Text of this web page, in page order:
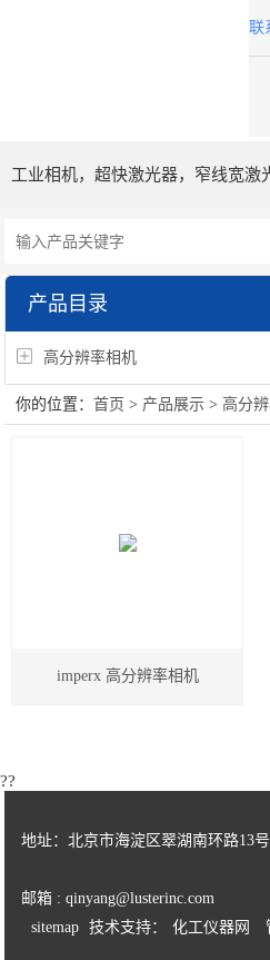
联
工业相机，超快激光器，窄线宽激
续谱光源，光子晶体光纤
产品目录
高分辨率相机
你的位置：首页 > 产品展示 > 高分
imperx 高分辨率相机
??
地址：北京市海淀区翠湖南环路13
邮箱 : qinyang@lusterinc.com
sitemap
技术支持： 化工仪器网